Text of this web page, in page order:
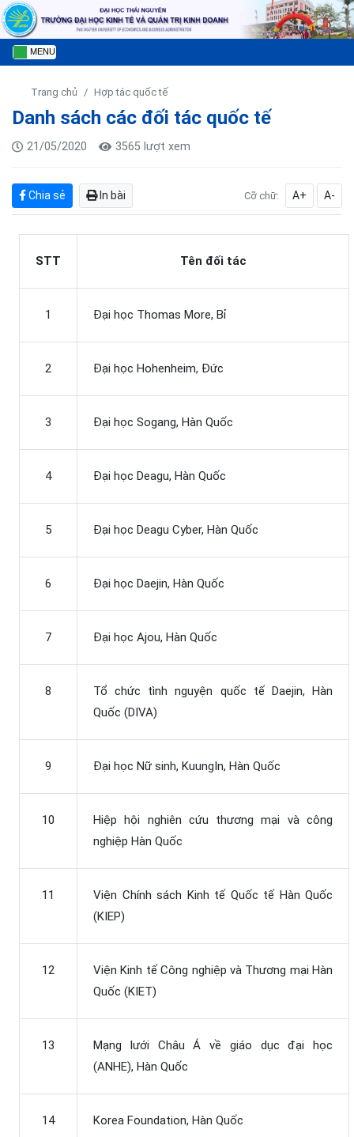
MENU
Trang chủ Hợp tác quốc tế
Danh sách các đối tác quốc tế
21/05/2020 3565 lượt xem
Chia sẻ In bài Cỡ chữ: A+ A-
STT Tên đối tác
1 Đại học Thomas More, Bỉ
2 Đại học Hohenheim, Đức
3 Đại học Sogang, Hàn Quốc
4 Đại học Deagu, Hàn Quốc
5 Đại học Deagu Cyber, Hàn Quốc
6 Đại học Daejin, Hàn Quốc
7 Đại học Ajou, Hàn Quốc
8
Tổ chức tình nguyện quốc tế Daejin, Hàn
Quốc (DIVA)
9 Đại học Nữ sinh, KuungIn, Hàn Quốc
10
Hiệp hội nghiên cứu thương mại và công
nghiệp Hàn Quốc
11
Viện Chính sách Kinh tế Quốc tế Hàn Quốc
(KIEP)
12
Viện Kinh tế Công nghiệp và Thương mại Hàn
Quốc (KIET)
13
Mạng lưới Châu Á về giáo dục đại học
(ANHE), Hàn Quốc
14 Korea Foundation, Hàn Quốc